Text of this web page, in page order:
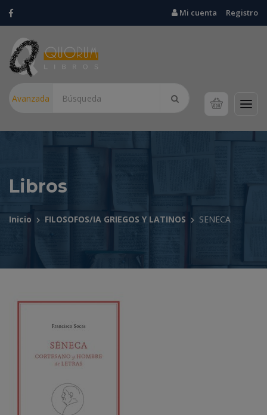
Mi cuenta Registro
Avanzada
Libros
Inicio FILOSOFOS/IA GRIEGOS Y LATINOS SENECA